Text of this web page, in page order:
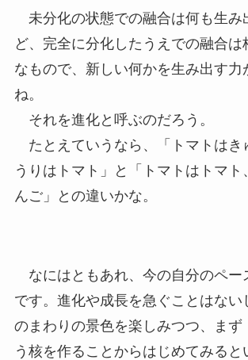
未分化の状態での融合は何も生み
ど、完全に分化したうえでの融合は
なもので、新しい何かを生み出す力
ね。
それを進化と呼ぶのだろう。
たとえていうなら、「トマトはき
うりはトマト」と「トマトはトマト
んご」との違いかな。
なにはともあれ、今の自分のペー
です。進化や成長を急ぐことはない
のまわりの景色を楽しみつつ、まず
う核を作ることからはじめてみると